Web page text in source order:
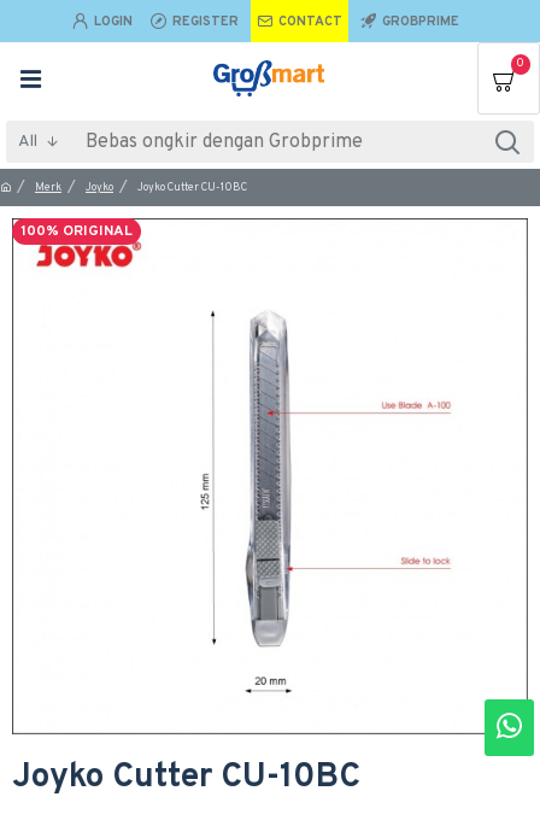
LOGIN REGISTER CONTACT GROBPRIME
0
All
Merk Joyko Joyko Cutter CU-10BC
100% ORIGINAL
Joyko Cutter CU-10BC